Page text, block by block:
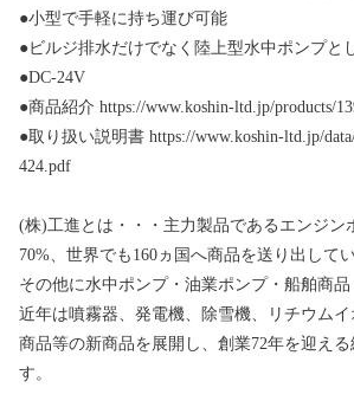
●小型で手軽に持ち運び可能
●ビルジ排水だけでなく陸上型水中ポンプと
●DC-24V
●商品紹介 https://www.koshin-ltd.jp/products/
●取り扱い説明書 https://www.koshin-ltd.jp/
424.pdf
(株)工進とは・・・主力製品であるエンジン
70%、世界でも160ヵ国へ商品を送り出してい
その他に水中ポンプ・油業ポンプ・船舶商品
近年は噴霧器、発電機、除雪機、リチウム
商品等の新商品を展開し、創業72年を迎え
す。